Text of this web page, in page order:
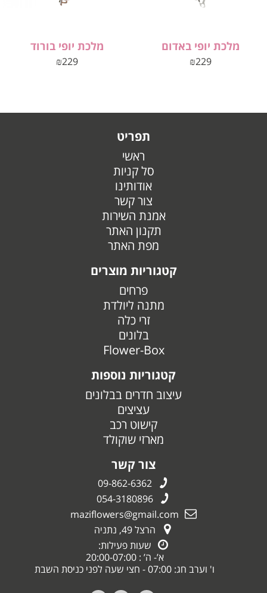
מלכת יופי באדום
₪229
מלכת יופי בורוד
₪229
תפריט
ראשי
סל קניות
אודותינו
צור קשר
אמנת השירות
תקנון האתר
מפת האתר
קטגוריות מוצרים
פרחים
מתנה ליולדת
זרי כלה
בלונים
Flower-Box
קטגוריות נוספות
עיצוב חדרים בבלונים
עציצים
קישוט רכב
מארזי שוקולד
צור קשר
09-862-6362
054-3180896
maziflowers@gmail.com
הרצל 49, נתניה
שעות פעילות:
א’- ה’ : 20:00-07:00
ו' וערב חג: 07:00 - חצי שעה לפני כניסת השבת